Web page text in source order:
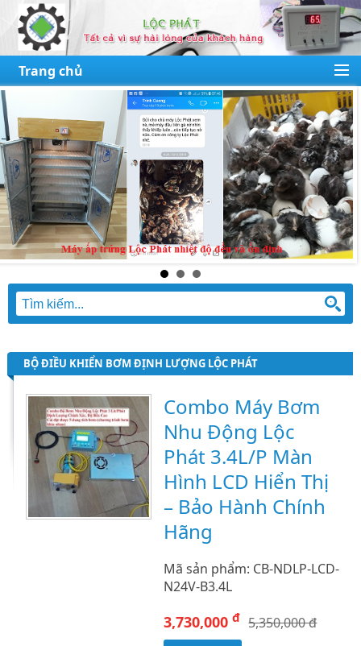
Trang chủ
BỘ ĐIỀU KHIỂN BƠM ĐỊNH LƯỢNG LỘC PHÁT
Combo Máy Bơm
Nhu Động Lộc
Phát 3.4L/P Màn
Hình LCD Hiển Thị
– Bảo Hành Chính
Hãng
Mã sản phẩm: CB-NDLP-LCD-
N24V-B3.4L
3,730,000đ 5,350,000 đ